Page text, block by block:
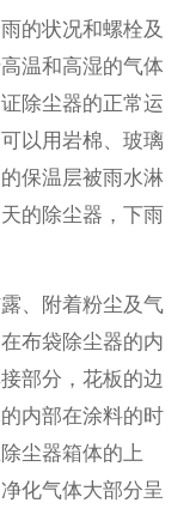
的状况和螺栓及
温和高湿的气体
除尘器的正常运
以用岩棉、玻璃
保温层被雨水淋
的除尘器，下雨
、附着粉尘及气
布袋除尘器的内
部分，花板的边
内部在涂料的时
尘器箱体的上
化气体大部分呈